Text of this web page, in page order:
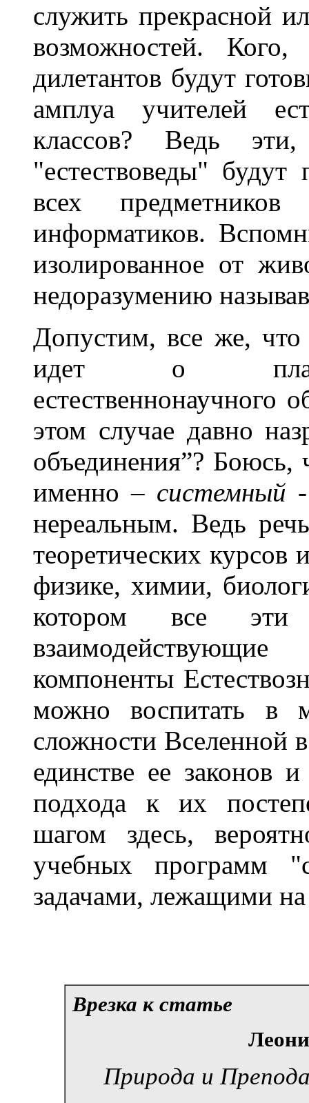
служить прекрасной
возможностей.
дилетантов будут
амплуа учителей
классов? Ведь эти,
"естествоведы" будут
всех
информатиков.
изолированное от
недоразумению
Допустим, все же,
идет о
естественнонаучного
этом случае давно
объединения”? Боюсь,
именно – системный
нереальным. Ведь
теоретических
физике, химии,
котором все эти
компоненты
можно воспитать в
сложности Вселенной
единстве ее законов
подхода к их
шагом здесь,
учебных программ
задачами, лежащими на
Врезка к статье
Природа и